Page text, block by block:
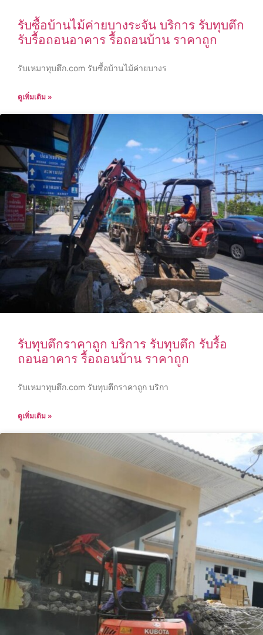
รับซื้อบ้านไม้ค่ายบางระจัน บริการ รับทุบตึก
รับรื้อถอนอาคาร รื้อถอนบ้าน ราคาถูก
รับเหมาทุบตึก.com รับซื้อบ้านไม้ค่ายบางร
ดูเพิ่มเติม »
รับทุบตึกราคาถูก บริการ รับทุบตึก รับรื้อ
ถอนอาคาร รื้อถอนบ้าน ราคาถูก
รับเหมาทุบตึก.com รับทุบตึกราคาถูก บริกา
ดูเพิ่มเติม »